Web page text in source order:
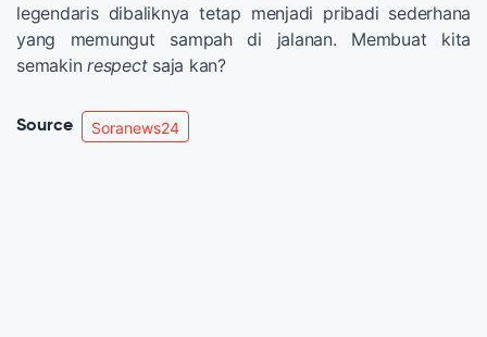
legendaris dibaliknya tetap menjadi pribadi sederhana
yang memungut sampah di jalanan. Membuat kita
semakin respectsaja kan?
Source Soranews24